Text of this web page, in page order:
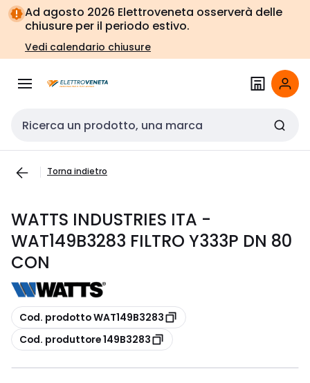
Vai alla
navigazione
Vai
alla
pagina
Ad agosto 2026 Elettroveneta osserverà delle
chiusure per il periodo estivo.
Vedi calendario chiusure
Cerca input
Torna indietro
WATTS INDUSTRIES ITA -
WAT149B3283 FILTRO Y333P DN 80
CON
copia
Cod. prodotto WAT149B3283
copia
Cod. produttore 149B3283